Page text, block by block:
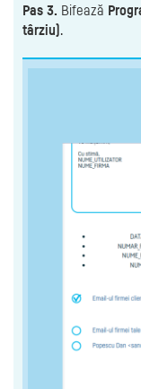
Pas 3. Bifează
târziu).